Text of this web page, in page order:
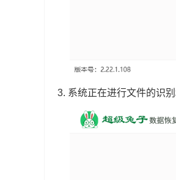
3. 系统正在进行文件的识